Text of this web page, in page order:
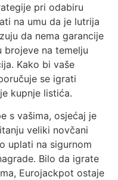
pri odabiru
na umu da je lutrija
da nema garancije
brojeve na temelju
Kako bi vaše
se igrati
kupnje listića.
s vašima, osjećaj je
veliki novčani
uplati na sigurnom
Bilo da igrate
Eurojackpot ostaje